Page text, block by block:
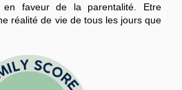
en faveur de la parentalité. Etre
réalité de vie de tous les jours que